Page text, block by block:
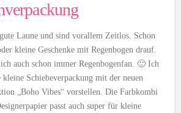
Laune und sind vorallem Zeitlos. Schon
kleine Geschenke mit Regenbogen drauf.
auch schon immer Regenbogenfan. 🙂 Ich
Schiebeverpackung mit der neuen
„Boho Vibes“ vorstellen. Die Farbkombi
passt auch super für kleine